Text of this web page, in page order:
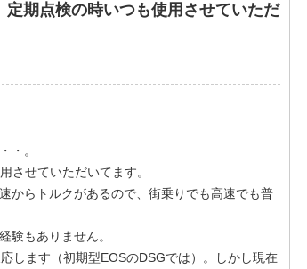
期点検の時いつも使用させていただ
・。
させていただいてます。
からトルクがあるので、街乗りでも高速でも普
験もありません。
します（初期型EOSのDSGでは）。しかし現在